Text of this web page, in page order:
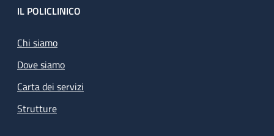
Footer
IL POLICLINICO
Chi siamo
Dove siamo
Carta dei servizi
Strutture